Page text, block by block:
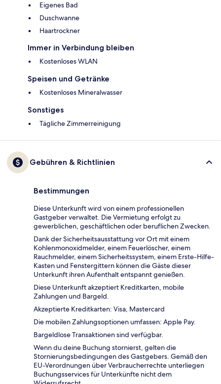
Eigenes Bad
Duschwanne
Haartrockner
Immer in Verbindung bleiben
Kostenloses WLAN
Speisen und Getränke
Kostenloses Mineralwasser
Sonstiges
Tägliche Zimmerreinigung
Gebühren & Richtlinien
Bestimmungen
Diese Unterkunft wird von einem professionellen
Gastgeber verwaltet. Die Vermietung erfolgt zu
gewerblichen, geschäftlichen oder beruflichen Zwecken.
Dank der Sicherheitsausstattung vor Ort mit einem
Kohlenmonoxidmelder, einem Feuerlöscher, einem
Rauchmelder, einem Sicherheitssystem, einem Erste-Hilfe-
Kasten und Fenstergittern können die Gäste dieser
Unterkunft ihren Aufenthalt entspannt genießen.
Diese Unterkunft akzeptiert Kreditkarten, mobile
Zahlungen und Bargeld.
Akzeptierte Kreditkarten: Visa, Mastercard
Die mobilen Zahlungsoptionen umfassen: Apple Pay.
Bargeldlose Transaktionen sind verfügbar.
Wenn du deine Buchung stornierst, gelten die
Stornierungsbedingungen des Gastgebers. Gemäß den
EU-Verordnungen über Verbraucherrechte unterliegen
Buchungsservices für Unterkünfte nicht dem